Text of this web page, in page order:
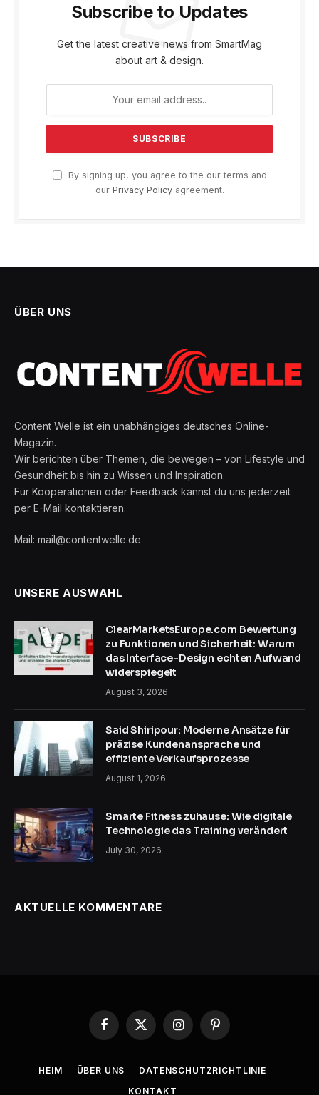
Subscribe to Updates
Get the latest creative news from SmartMag
about art & design.
By signing up, you agree to the our terms and
our Privacy Policyagreement.
ÜBER UNS
Content Welle ist ein unabhängiges deutsches Online-
Magazin.
Wir berichten über Themen, die bewegen – von Lifestyle und
Gesundheit bis hin zu Wissen und Inspiration.
Für Kooperationen oder Feedback kannst du uns jederzeit
per E-Mail kontaktieren.
Mail: mail@contentwelle.de
UNSERE AUSWAHL
ClearMarketsEurope.com Bewertung
zu Funktionen und Sicherheit: Warum
das Interface-Design echten Aufwand
widerspiegelt
August 3, 2026
Said Shiripour: Moderne Ansätze für
präzise Kundenansprache und
effiziente Verkaufsprozesse
August 1, 2026
Smarte Fitness zuhause: Wie digitale
Technologie das Training verändert
July 30, 2026
AKTUELLE KOMMENTARE
Facebook
X
(Twitter)
InstagramPinterest
HEIM ÜBER UNS
DATENSCHUTZRICHTLINIE
KONTAKT